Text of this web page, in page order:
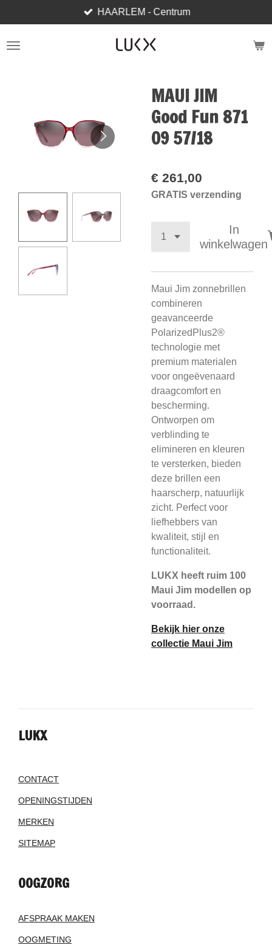
direct
naar
HAARLEM - Centrum
MAUI JIM
Good Fun 871
09 57/18
€ 261,00
GRATIS verzending
In
winkelwagen
Maui Jim zonnebrillen
combineren
geavanceerde
PolarizedPlus2®
technologie met
premium materialen
voor ongeëvenaard
draagcomfort en
bescherming.
Ontworpen om
verblinding te
elimineren en kleuren
te versterken, bieden
deze brillen een
haarscherp, natuurlijk
zicht. Perfect voor
liefhebbers van
kwaliteit, stijl en
functionaliteit.
LUKX heeft ruim 100
Maui Jim modellen op
voorraad.
Bekijk hier onze
collectie Maui Jim
LUKX
CONTACT
OPENINGSTIJDEN
MERKEN
SITEMAP
OOGZORG
AFSPRAAK MAKEN
OOGMETING